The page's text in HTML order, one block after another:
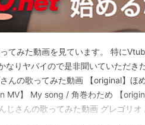
てみた動画を見ています。 特に
なりヤバイので是非聞いていただき
んの歌ってみた動画 【original】ほ
MV】 My song / 角巻わため 【
じさんの歌ってみた動画 グレゴリ